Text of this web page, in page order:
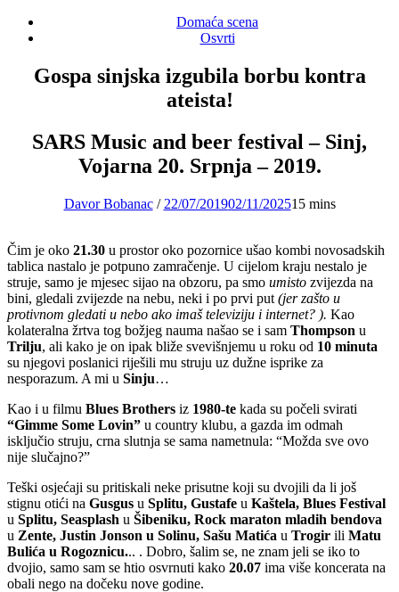
Domaća scena
Osvrti
Gospa sinjska izgubila borbu kontra
ateista!
SARS Music and beer festival – Sinj,
Vojarna 20. Srpnja – 2019.
Davor Bobanac/ 22/07/201902/11/202515 mins
Čim je oko 21.30 u prostor oko pozornice ušao kombi novosadskih
tablica nastalo je potpuno zamračenje. U cijelom kraju nestalo je
struje, samo je mjesec sijao na obzoru, pa smo umisto zvijezda na
bini, gledali zvijezde na nebu, neki i po prvi put (jer zašto u
protivnom gledati u nebo ako imaš televiziju i internet? ). Kao
kolateralna žrtva tog božjeg nauma našao se i sam Thompson u
Trilju, ali kako je on ipak bliže svevišnjemu u roku od 10 minuta
su njegovi poslanici riješili mu struju uz dužne isprike za
nesporazum. A mi u Sinju…
Kao i u filmu Blues Brothers iz 1980-te kada su počeli svirati
“Gimme Some Lovin” u country klubu, a gazda im odmah
isključio struju, crna slutnja se sama nametnula: “Možda sve ovo
nije slučajno?”
Teški osjećaji su pritiskali neke prisutne koji su dvojili da li još
stignu otići na Gusgus u Splitu, Gustafe u Kaštela, Blues Festival
u Splitu, Seasplash u Šibeniku, Rock maraton mladih bendova
u Zente, Justin Jonson u Solinu, Sašu Matića u Trogir ili Matu
Bulića u Rogoznicu... . Dobro, šalim se, ne znam jeli se iko to
dvojio, samo sam se htio osvrnuti kako 20.07 ima više koncerata na
obali nego na dočeku nove godine.